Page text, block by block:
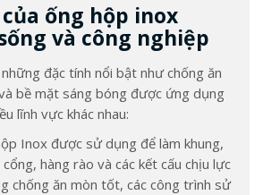
ống hộp inox
và công nghiệp
đặc tính nổi bật như chống ăn
bề mặt sáng bóng được ứng dụng
lĩnh vực khác nhau:
Inox được sử dụng để làm khung,
cổng, hàng rào và các kết cấu chịu lực
chống ăn mòn tốt, các công trình sử